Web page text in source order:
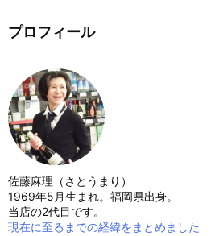
プロフィール
佐藤麻理（さとうまり）
1969年5月生まれ。福岡県出身。
当店の2代目です。
現在に至るまでの経緯をまとめました